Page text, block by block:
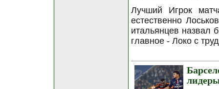
Лучший Игрок
естественно
итальянцев назвал
главное - Локо с